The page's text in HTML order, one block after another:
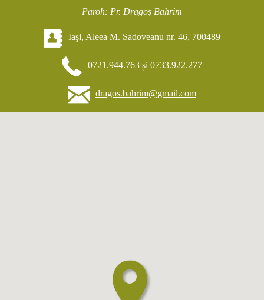
Paroh: Pr. Dragoş Bahrim
Iaşi, Aleea M. Sadoveanu nr. 46, 700489
0721.944.763 și 0733.922.277
dragos.bahrim@gmail.com